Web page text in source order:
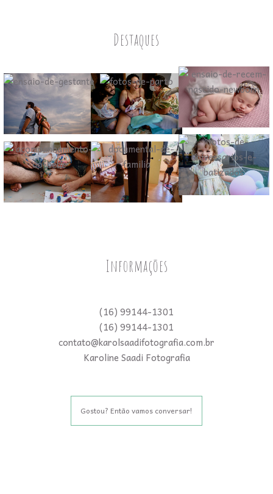
Destaques
Informações
(16) 99144-1301
(16) 99144-1301
contato@karolsaadifotografia.com.br
Karoline Saadi Fotografia
Gostou? Então vamos conversar!